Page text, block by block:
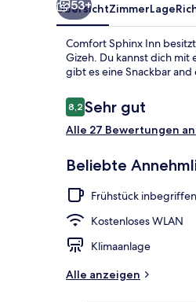
53+
ÜbersichtZimmerLage
Comfort Sphinx Inn
Gizeh. Du kannst dich
gibt es eine Snackbar
Bewertungen
8,28,2 von 10.
Sehr gut
Alle 27 Bewertungen
Beliebte
Frühstück inbegriffen
Kostenloses WLAN
Klimaanlage
Alle anzeigen